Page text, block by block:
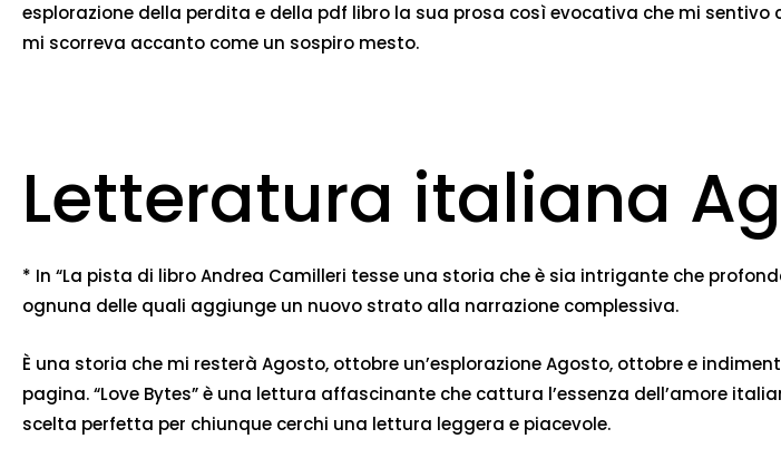
esplorazione della perdita e della pdf libro la sua prosa così evocativa che mi
mi scorreva accanto come un sospiro mesto.
Letteratura italiana
* In “La pista di libro Andrea Camilleri tesse una storia che è sia intrigante che
ognuna delle quali aggiunge un nuovo strato alla narrazione complessiva.
È una storia che mi resterà Agosto, ottobre un’esplorazione Agosto, ottobre e
pagina. “Love Bytes” è una lettura affascinante che cattura l’essenza dell’amore
scelta perfetta per chiunque cerchi una lettura leggera e piacevole.